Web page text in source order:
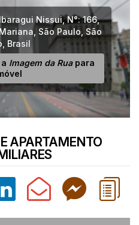
Nissui,N°:166,
São Paulo São
Brasil
Imagem da Ruapara
APARTAMENTO